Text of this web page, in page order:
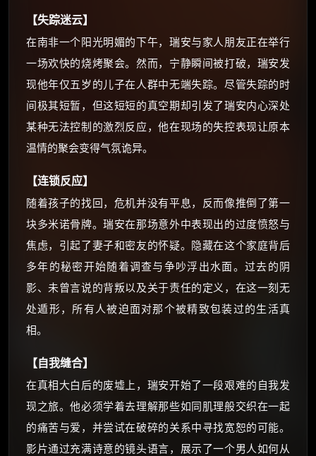
【失踪迷云】
在南非一个阳光明媚的下午，瑞安与家人朋友正在举行
一场欢快的烧烤聚会。然而，宁静瞬间被打破，瑞安发
现他年仅五岁的儿子在人群中无端失踪。尽管失踪的时
间极其短暂，但这短短的真空期却引发了瑞安内心深处
某种无法控制的激烈反应，他在现场的失控表现让原本
温情的聚会变得气氛诡异。
【连锁反应】
随着孩子的找回，危机并没有平息，反而像推倒了第一
块多米诺骨牌。瑞安在那场意外中表现出的过度愤怒与
焦虑，引起了妻子和密友的怀疑。隐藏在这个家庭背后
多年的秘密开始随着调查与争吵浮出水面。过去的阴
影、未曾言说的背叛以及关于责任的定义，在这一刻无
处遁形，所有人被迫面对那个被精致包装过的生活真
相。
【自我缝合】
在真相大白后的废墟上，瑞安开始了一段艰难的自我发
现之旅。他必须学着去理解那些如同肌理般交织在一起
的痛苦与爱，并尝试在破碎的关系中寻找宽恕的可能。
影片通过充满诗意的镜头语言，展示了一个男人如何从
🧧 福利领取站 ×
☕
朋友们辛苦了 💦
你需要的各种会员，都可低价购买！
价格有浮动，请直接搜索查最低价！
优惠券、活动红包，每日可领。